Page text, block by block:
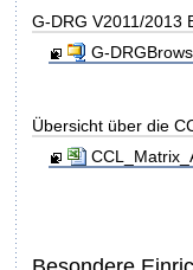
G-DRG V2011/2013
G-
Übersicht über die